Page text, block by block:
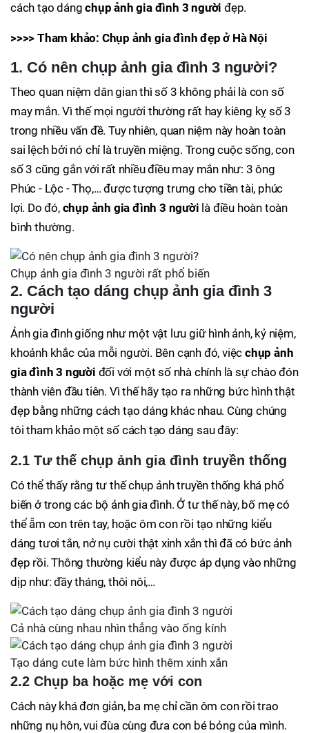
cách tạo dángchụp ảnh gia đình 3 người đẹp.
>>>> Tham khảo: Chụp ảnh gia đình đẹp ở Hà Nội
1. Có nên chụp ảnh gia đình 3 người?
Theo quan niệm dân gian thì số 3 không phải là con số
may mắn. Vì thế mọi người thường rất hay kiêng kỵ số 3
trong nhiều vấn đề. Tuy nhiên, quan niệm này hoàn toàn
sai lệch bởi nó chỉ là truyền miệng. Trong cuộc sống, con
số 3 cũng gắn với rất nhiều điều may mắn như: 3 ông
Phúc - Lộc - Thọ,… được tượng trưng cho tiền tài, phúc
lợi. Do đó, chụp ảnh gia đình 3 người là điều hoàn toàn
bình thường.
Chụp ảnh gia đình 3 người rất phổ biến
2. Cách tạo dáng chụp ảnh gia đình 3
người
Ảnh gia đình giống như một vật lưu giữ hình ảnh, kỷ niệm,
khoảnh khắc của mỗi người. Bên cạnh đó, việc chụp ảnh
gia đình 3 người đối với một số nhà chính là sự chào đón
thành viên đầu tiên. Vì thế hãy tạo ra những bức hình thật
đẹp bằng những cách tạo dáng khác nhau. Cùng chúng
tôi tham khảo một số cách tạo dáng sau đây:
2.1 Tư thế chụp ảnh gia đình truyền thống
Có thể thấy rằng tư thế chụp ảnh truyền thống khá phổ
biến ở trong các bộ ảnh gia đình. Ở tư thế này, bố mẹ có
thể ẵm con trên tay, hoặc ôm con rồi tạo những kiểu
dáng tươi tắn, nở nụ cười thật xinh xắn thì đã có bức ảnh
đẹp rồi. Thông thường kiểu này được áp dụng vào những
dịp như: đầy tháng, thôi nôi,…
Cả nhà cùng nhau nhìn thẳng vào ống kính
Tạo dáng cute làm bức hình thêm xinh xắn
2.2 Chụp ba hoặc mẹ với con
Cách này khá đơn giản, ba mẹ chỉ cần ôm con rồi trao
những nụ hôn, vui đùa cùng đưa con bé bỏng của mình.